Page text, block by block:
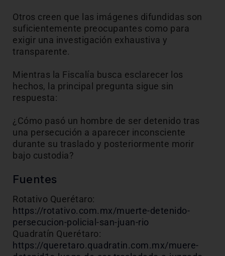
Otros creen que las imágenes difundidas son
suficientemente preocupantes como para
exigir una investigación exhaustiva y
transparente.
Mientras la Fiscalía busca esclarecer los
hechos, la principal pregunta sigue sin
respuesta:
¿Cómo pasó un hombre de ser detenido tras
una persecución a aparecer inconsciente
durante su traslado y posteriormente morir
bajo custodia?
Fuentes
Rotativo Querétaro:
https://rotativo.com.mx/muerte-detenido-
persecucion-policial-san-juan-rio
Quadratín Querétaro:
https://queretaro.quadratin.com.mx/muere-